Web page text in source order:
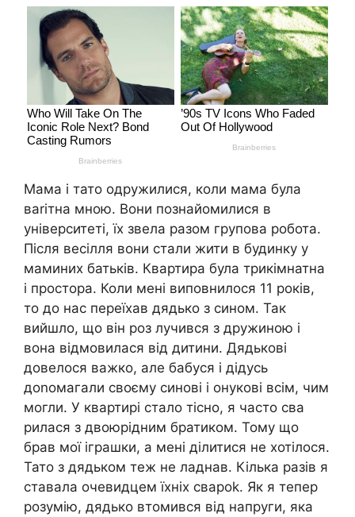
Мама і тато одружилися, коли мама була
ваrітна мною. Вони познайомилися в
університеті, їх звела разом групова робота.
Після весілля вони стали жити в будинку у
маминих батьків. Квартира була трикімнатна
і простора. Коли мені виповнилося 11 років,
то до нас переїхав дядько з сином. Так
вийшло, що він роз лучився з дружиною і
вона відмовилася від дитини. Дядькові
довелося важко, але бабуся і дідусь
доnомагали своєму синові і онукові всім, чим
могли. У квартирі стало тісно, я часто сва
рилася з двоюрідним братиком. Тому що
брав мої іграшки, а мені ділитися не хотілося.
Тато з дядьком теж не ладнав. Кілька разів я
ставала очевидцем їхніх свароk. Як я тепер
розумію, дядько втомився від напруги, яка